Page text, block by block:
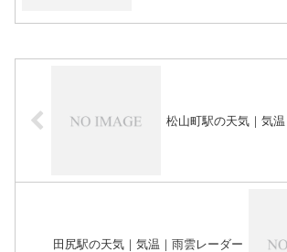
松山町駅の天気｜気
田尻駅の天気｜気温｜雨雲レーダー